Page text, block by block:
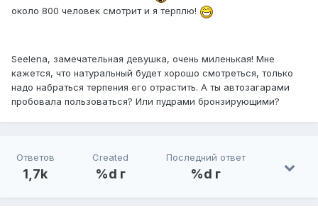
около 800 человек смотрит и я терплю!
Seelena, замечательная девушка, очень миленькая! Мне
кажется, что натуральный будет хорошо смотреться, только
надо набраться терпения его отрастить. А ты автозагарами
пробовала пользоваться? Или пудрами бронзирующими?
Ответов
1,7k
Created
%d г
Последний ответ
%d г